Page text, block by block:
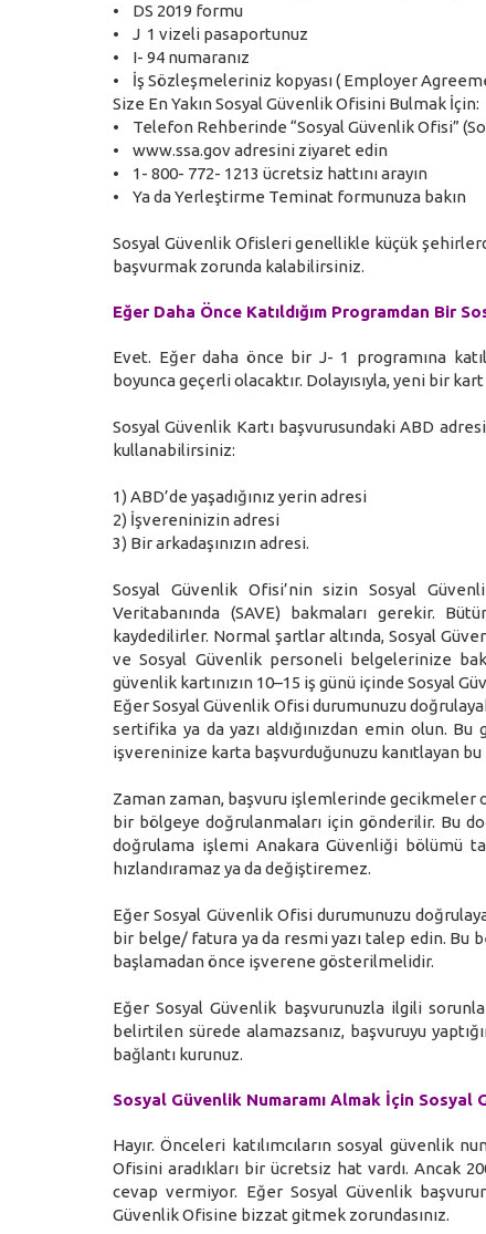
• DS 2019 formu
• J 1 vizeli pasaportunuz
• I- 94 numaranız
• İş Sözleşmeleriniz kopyası ( Employer
Size En Yakın Sosyal Güvenlik Ofisini Bulmak İçin:
• Telefon Rehberinde “Sosyal Güvenlik Ofisi”
• www.ssa.gov adresini ziyaret edin
• 1- 800- 772- 1213 ücretsiz hattını arayın
• Ya da Yerleştirme Teminat formunuza bakın
Sosyal Güvenlik Ofisleri genellikle küçük
başvurmak zorunda kalabilirsiniz.
Eğer Daha Önce Katıldığım Programdan Bir
Evet. Eğer daha önce bir J- 1 programına
boyunca geçerli olacaktır. Dolayısıyla, yeni bir
Sosyal Güvenlik Kartı başvurusundaki ABD
kullanabilirsiniz:
1) ABD’de yaşadığınız yerin adresi
2) İşvereninizin adresi
3) Bir arkadaşınızın adresi.
Sosyal Güvenlik Ofisi’nin sizin Sosyal
Veritabanında (SAVE) bakmaları gerekir.
kaydedilirler. Normal şartlar altında, Sosyal
ve Sosyal Güvenlik personeli belgelerinize
güvenlik kartınızın 10–15 iş günü içinde Sosyal
Eğer Sosyal Güvenlik Ofisi durumunuzu
sertifika ya da yazı aldığınızdan emin olun.
işvereninize karta başvurduğunuzu kanıtlayan
Zaman zaman, başvuru işlemlerinde gecikmeler
bir bölgeye doğrulanmaları için gönderilir. Bu
doğrulama işlemi Anakara Güvenliği bölümü
hızlandıramaz ya da değiştiremez.
Eğer Sosyal Güvenlik Ofisi durumunuzu
bir belge/ fatura ya da resmi yazı talep edin. Bu
başlamadan önce işverene gösterilmelidir.
Eğer Sosyal Güvenlik başvurunuzla ilgili
belirtilen sürede alamazsanız, başvuruyu
bağlantı kurunuz.
Sosyal Güvenlik Numaramı Almak İçin
Hayır. Önceleri katılımcıların sosyal güvenlik
Ofisini aradıkları bir ücretsiz hat vardı. Ancak
cevap vermiyor. Eğer Sosyal Güvenlik
Güvenlik Ofisine bizzat gitmek zorundasınız.